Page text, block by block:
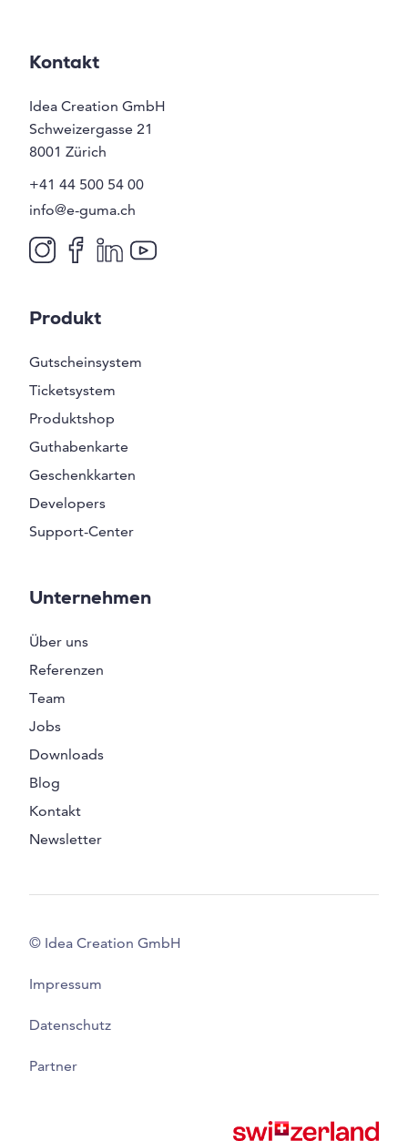
Kontakt
Idea Creation GmbH
Schweizergasse 21
8001 Zürich
+41 44 500 54 00
info@e-guma.ch
Produkt
Gutscheinsystem
Ticketsystem
Produktshop
Guthabenkarte
Geschenkkarten
Developers
Support-Center
Unternehmen
Über uns
Referenzen
Team
Jobs
Downloads
Blog
Kontakt
Newsletter
© Idea Creation GmbH
Impressum
Datenschutz
Partner